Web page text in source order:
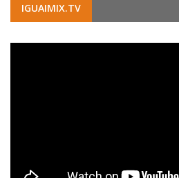
IGUAIMIX.TV